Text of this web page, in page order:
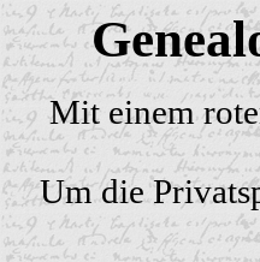
Mit einem
Um die